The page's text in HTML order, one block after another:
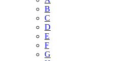
B
C
D
E
F
G